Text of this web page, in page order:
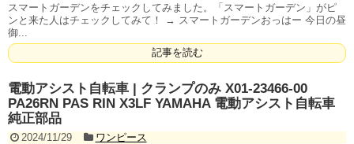
スマートガーデンをチェックしてみました。「スマートガーデン」がピ
ンと来た人はチェックしてみて！ → スマートガーデンおっはー 今日の昼
御...
記事を読む
電動アシスト自転車 | クランプのみ X01-23466-00
PA26RN PAS RIN X3LF YAMAHA 電動アシスト自転車
純正部品
2024/11/29
ワンピース